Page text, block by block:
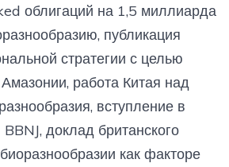
облигаций на 1,5 миллиарда
публикация
стратегии с целью
работа Китая над
вступление в
доклад британского
как факторе